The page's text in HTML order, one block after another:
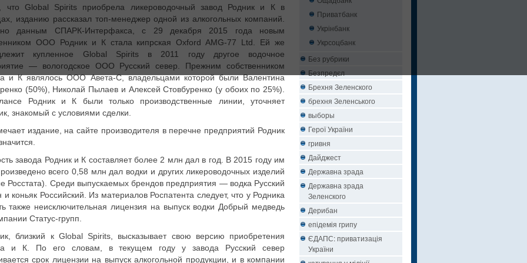
Global Spirits приобрела ликероводочный завод Родник и К в
изданию рассказал топ-менеджер одной из алкогольных компаний.
данным СПАРК-Интерфакса, с 29 декабря 2015 года новым
ООО Родник и К стала кипрская Oxford AMG-77 Ltd. Ей же
купленное Global Spirits в 2011 году другое водочное
— вологодское ООО Русский север. Прежним собственником
и К являлось ООО Авета-С, владельцами которой были Валентина
(50%), Николай Пылаев и Алексей Стовбуренко (у обоих по 25%).
Родник и К были только производственные линии, уточняет
знакомый с условиями сделки.
издание, на сайте производителя в перечне предприятий Родник
завода Родник и К составляет более 2 млн дал в год. В 2015 году им
всего 0,58 млн дал водки и других ликероводочных изделий
Росстата). Среди выпускаемых брендов предприятия — водка Русский
и коньяк Российский. Из материалов Роспатента следует, что у Родника
также неисключительная лицензия на выпуск водки Добрый медведь
Статус-групп.
близкий к Global Spirits, высказывает свою версию приобретения
и К. По его словам, в текущем году у завода Русский север
срок лицензии на выпуск алкогольной продукции, и в компании
Приватбанк
Укрінбанк
Укрсоцбанк
Без рубрики
Безпредєл
Брехня Зеленского
брехня Зеленського
выборы
Герої України
гривня
Дайджест
Державна зрада
Державна зрада
Зеленского
Дерибан
епідемія грипу
ЄДАПС: приватизація
України